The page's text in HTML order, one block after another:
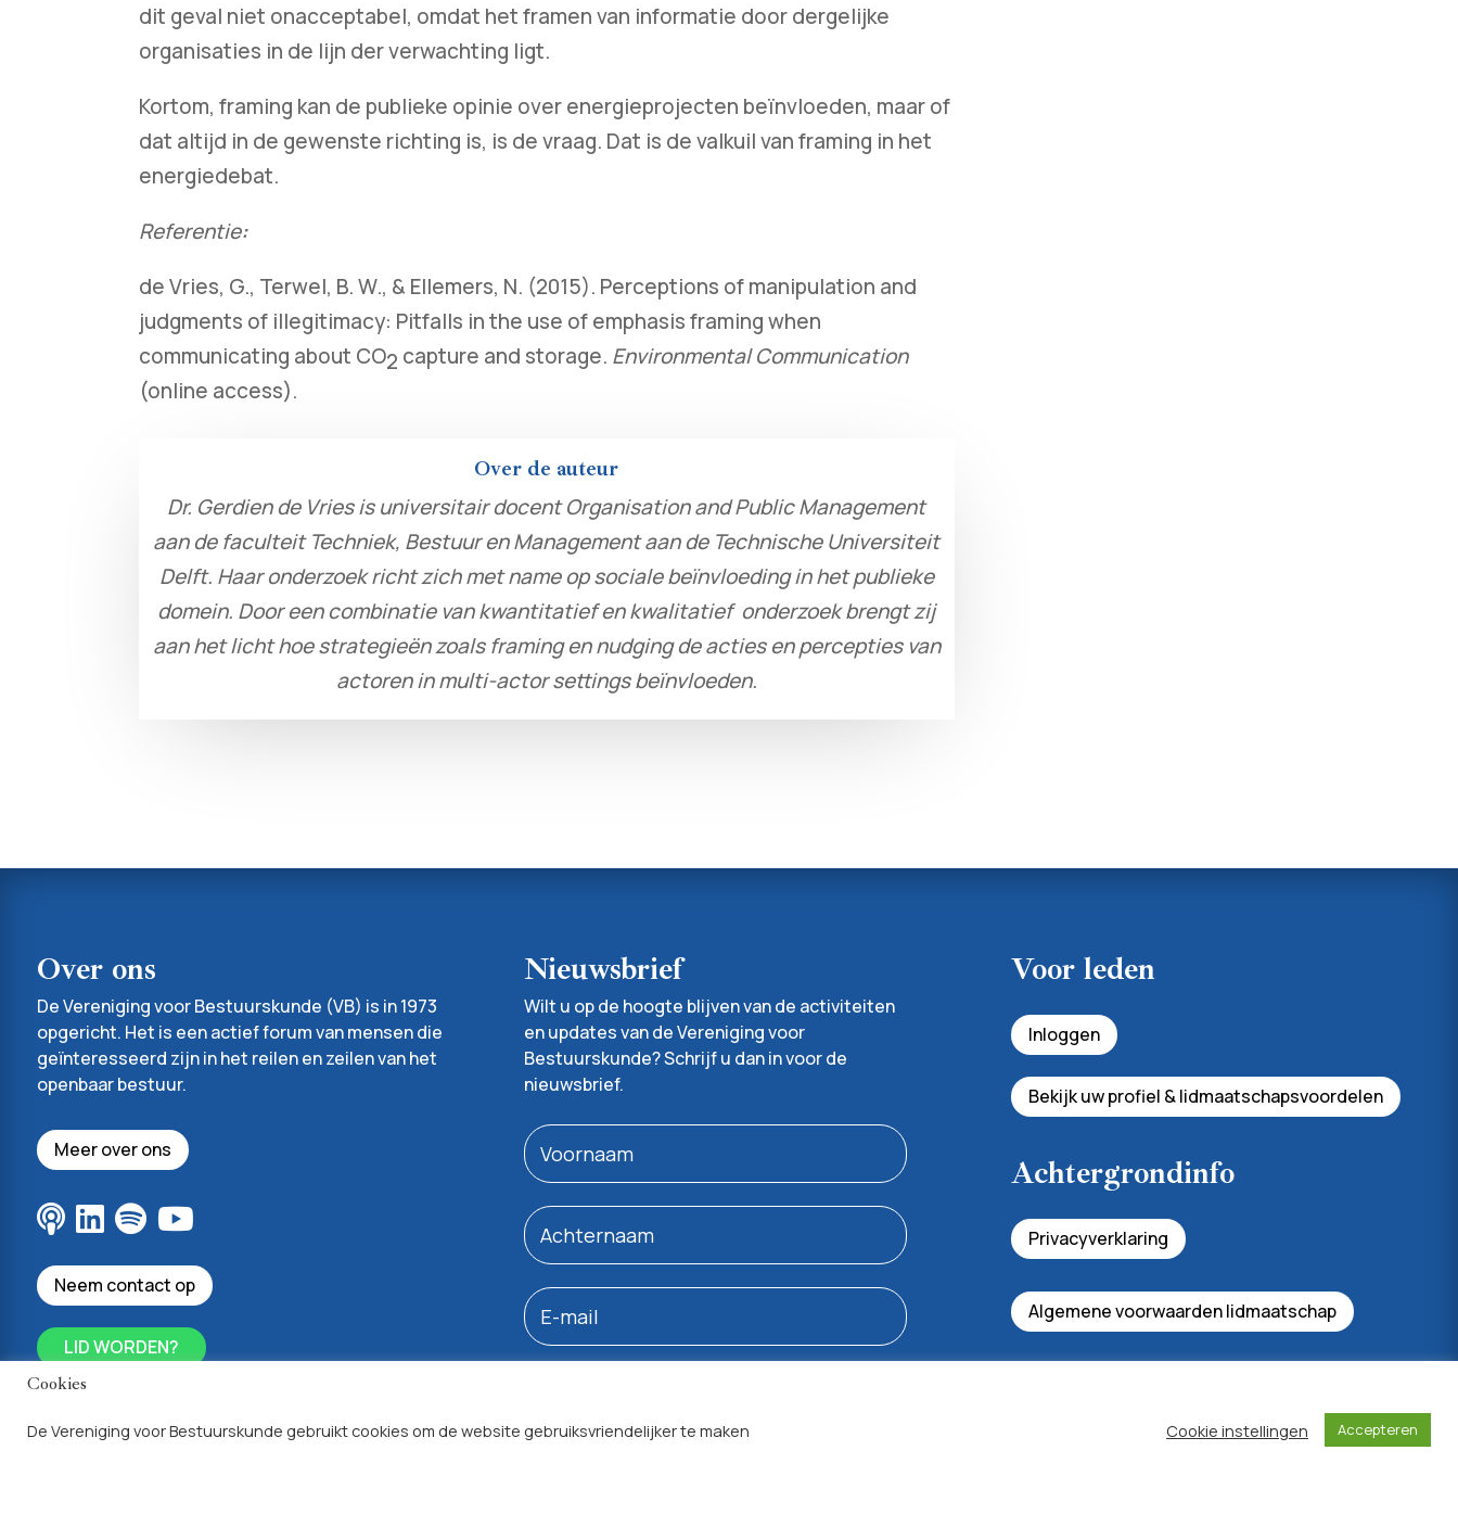
dit geval niet onacceptabel, omdat het framen van informatie door dergelijke
organisaties in de lijn der verwachting ligt.
Kortom, framing kan de publieke opinie over energieprojecten beïnvloeden, maar of
dat altijd in de gewenste richting is, is de vraag. Dat is de valkuil van framing in het
energiedebat.
Referentie:
de Vries, G., Terwel, B. W., & Ellemers, N. (2015). Perceptions of manipulation and
judgments of illegitimacy: Pitfalls in the use of emphasis framing when
communicating about CO2 capture and storage. Environmental Communication
(online access).
Over de auteur
Dr. Gerdien de Vries is universitair docent Organisation and Public Management
aan de faculteit Techniek, Bestuur en Management aan de Technische Universiteit
Delft. Haar onderzoek richt zich met name op sociale beïnvloeding in het publieke
domein. Door een combinatie van kwantitatief en kwalitatief onderzoek brengt zij
aan het licht hoe strategieën zoals framing en nudging de acties en percepties van
actoren in multi-actor settings beïnvloeden.
Over ons
De Vereniging voor Bestuurskunde (VB) is in 1973
opgericht. Het is een actief forum van mensen die
geïnteresseerd zijn in het reilen en zeilen van het
openbaar bestuur.
Meer over ons
Neem contact op
LID WORDEN?
Nieuwsbrief
Wilt u op de hoogte blijven van de activiteiten
en updates van de Vereniging voor
Bestuurskunde? Schrijf u dan in voor de
nieuwsbrief.
Voor leden
Inloggen
Bekijk uw profiel & lidmaatschapsvoordelen
Achtergrondinfo
Privacyverklaring
Algemene voorwaarden lidmaatschap
Cookies
De Vereniging voor Bestuurskunde gebruikt cookies om de website gebruiksvriendelijker te maken Cookie instellingen Accepteren